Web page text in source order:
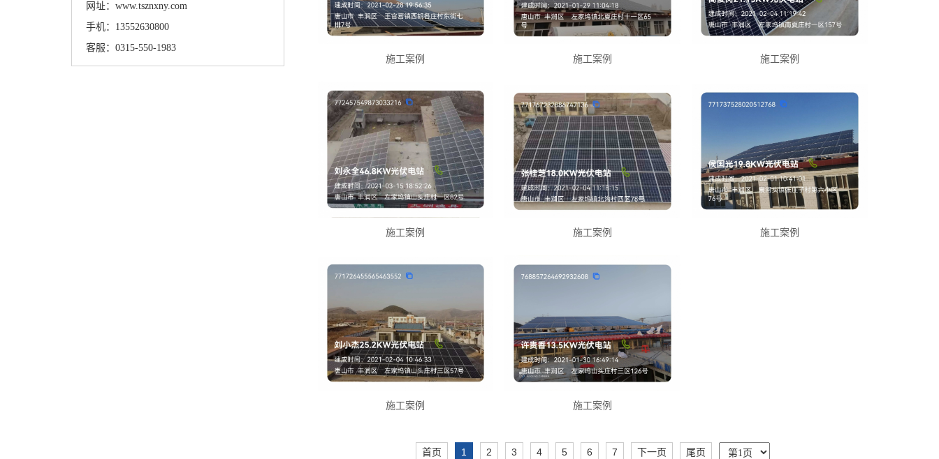
网址：www.tsznxny.com
手机：13552630800
客服：0315-550-1983
施工案例 施工案例 施工案例
施工案例 施工案例 施工案例
施工案例 施工案例
首页 1 2 3 4 5 6 7 下一页 尾页